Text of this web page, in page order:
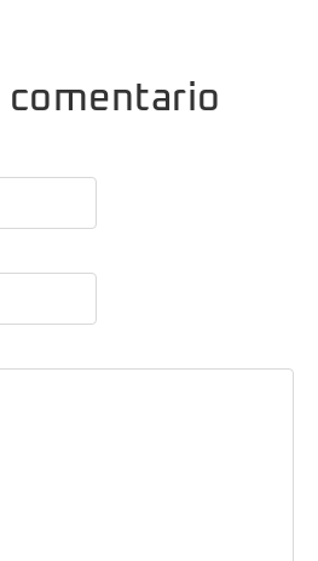
comentario